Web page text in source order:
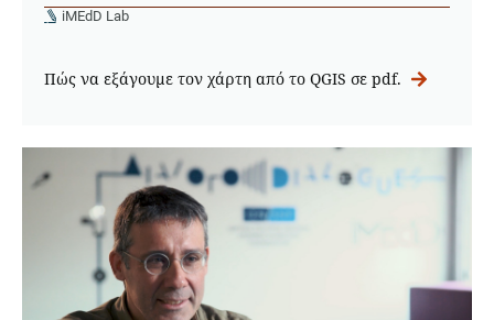
iMEdD Lab
Πώς να εξάγουμε τον χάρτη από το QGIS σε pdf.